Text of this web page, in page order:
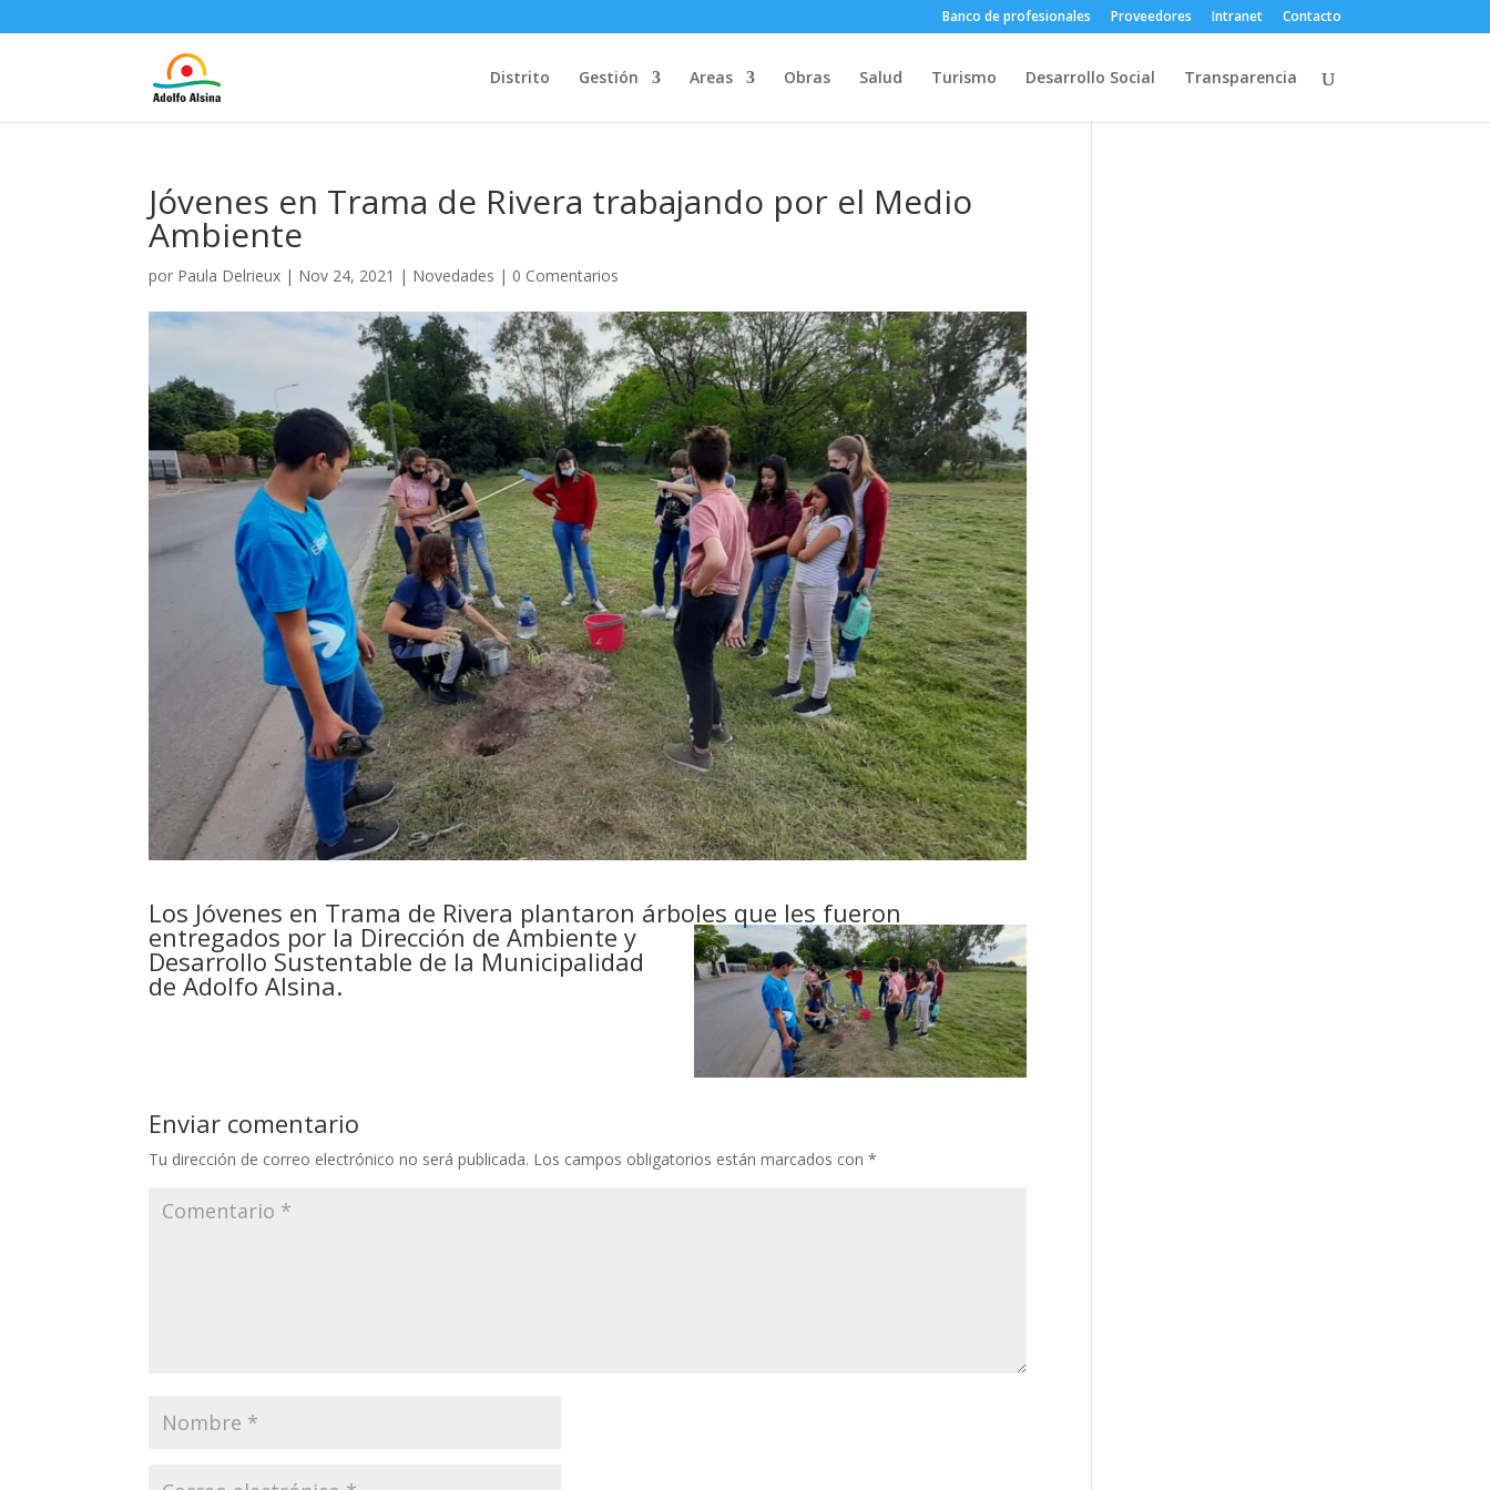
Banco de profesionales Proveedores Intranet Contacto
Distrito Gestión Areas Obras Salud Turismo Desarrollo Social Transparencia
Jóvenes en Trama de Rivera trabajando por el Medio
Ambiente
por Paula Delrieux | Nov 24, 2021 | Novedades | 0 Comentarios
Los Jóvenes en Trama de Rivera plantaron árboles que les fueron
entregados por la Dirección de Ambiente y
Desarrollo Sustentable de la Municipalidad
de Adolfo Alsina.
Enviar comentario
Tu dirección de correo electrónico no será publicada. Los campos obligatorios están marcados con*